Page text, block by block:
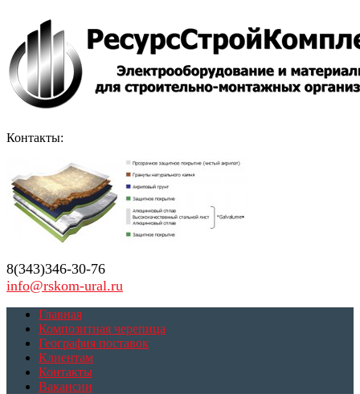
Контакты:
8(343)346-30-76
info@rskom-ural.ru
Главная
Композитная черепица
География поставок
Клиентам
Контакты
Вакансии